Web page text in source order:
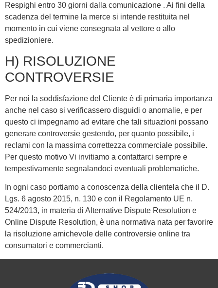
Respighi entro 30 giorni dalla comunicazione . Ai fini della
scadenza del termine la merce si intende restituita nel
momento in cui viene consegnata al vettore o allo
spedizioniere.
H) RISOLUZIONE
CONTROVERSIE
Per noi la soddisfazione del Cliente è di primaria importanza
anche nel caso si verificassero disguidi o anomalie, e per
questo ci impegnamo ad evitare che tali situazioni possano
generare controversie gestendo, per quanto possibile, i
reclami con la massima correttezza commerciale possibile.
Per questo motivo Vi invitiamo a contattarci sempre e
tempestivamente segnalandoci eventuali problematiche.
In ogni caso portiamo a conoscenza della clientela che il D.
Lgs. 6 agosto 2015, n. 130 e con il Regolamento UE n.
524/2013, in materia di Alternative Dispute Resolution e
Online Dispute Resolution, è una normativa nata per favorire
la risoluzione amichevole delle controversie online tra
consumatori e commercianti.